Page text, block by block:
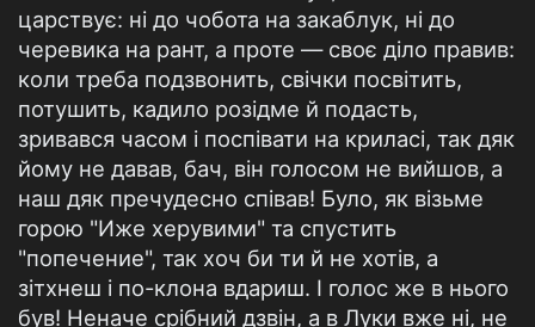
царствує: ні до чобота на закаблук, ні до
черевика на рант, а проте — своє діло правив:
коли треба подзвонить, свічки посвітить,
потушить, кадило розідме й подасть,
зривався часом і поспівати на криласі, так дяк
йому не давав, бач, він голосом не вийшов, а
наш дяк пречудесно співав! Було, як візьме
горою "Иже херувими" та спустить
"попечение", так хоч би ти й не хотів, а
зітхнеш і по-клона вдариш. І голос же в нього
був! Неначе срібний дзвін, а в Луки вже ні, не